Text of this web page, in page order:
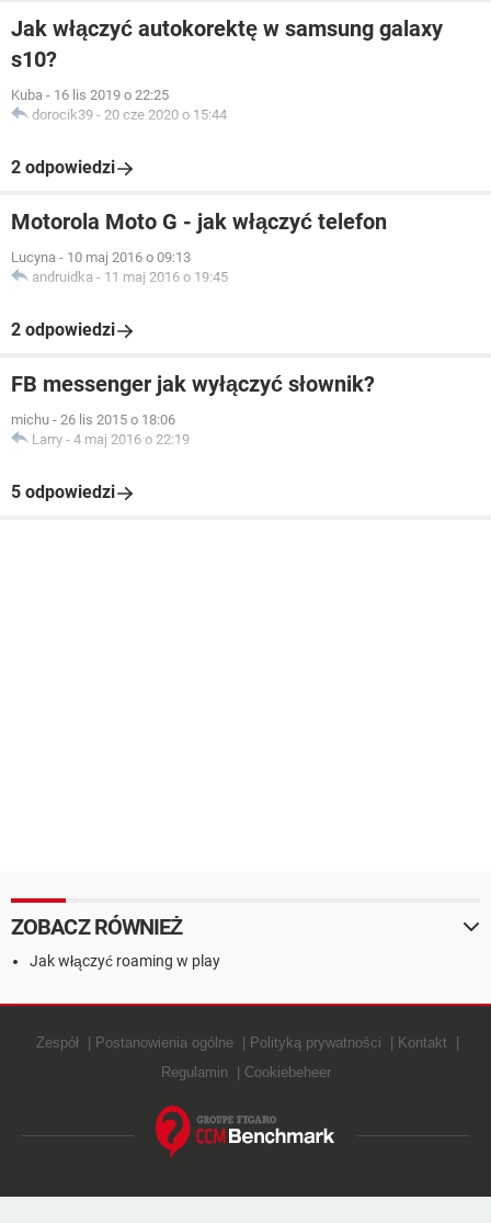
Jak włączyć autokorektę w samsung galaxy
s10?
Kuba - 16 lis 2019 o 22:25
dorocik39 - 20 cze 2020 o 15:44
2 odpowiedzi
Motorola Moto G - jak włączyć telefon
Lucyna - 10 maj 2016 o 09:13
andruidka - 11 maj 2016 o 19:45
2 odpowiedzi
FB messenger jak wyłączyć słownik?
michu - 26 lis 2015 o 18:06
Larry - 4 maj 2016 o 22:19
5 odpowiedzi
ZOBACZ RÓWNIEŻ
Jak włączyć roaming w play
Zespół Postanowienia ogólne Polityką prywatności
Kontakt
Regulamin
Cookiebeheer